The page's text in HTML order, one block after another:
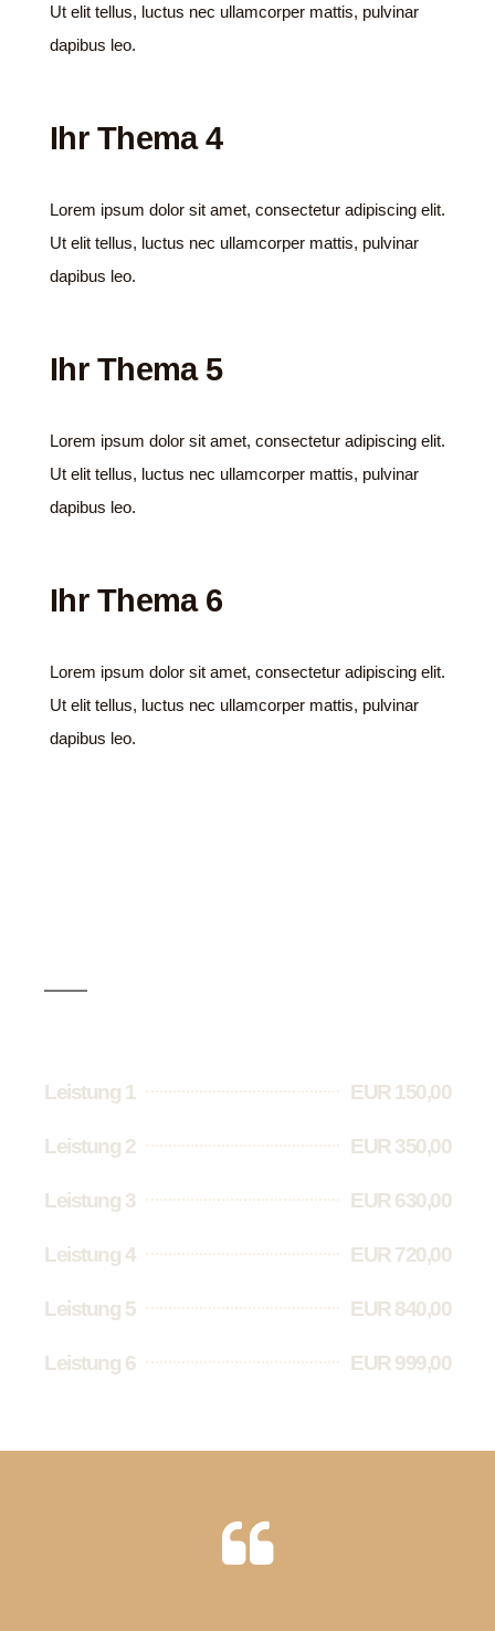
Ut elit tellus, luctus nec ullamcorper mattis, pulvinar
dapibus leo.
Ihr Thema 4
Lorem ipsum dolor sit amet, consectetur adipiscing elit.
Ut elit tellus, luctus nec ullamcorper mattis, pulvinar
dapibus leo.
Ihr Thema 5
Lorem ipsum dolor sit amet, consectetur adipiscing elit.
Ut elit tellus, luctus nec ullamcorper mattis, pulvinar
dapibus leo.
Ihr Thema 6
Lorem ipsum dolor sit amet, consectetur adipiscing elit.
Ut elit tellus, luctus nec ullamcorper mattis, pulvinar
dapibus leo.
Leistung 1 EUR 150,00
Leistung 2 EUR 350,00
Leistung 3 EUR 630,00
Leistung 4 EUR 720,00
Leistung 5 EUR 840,00
Leistung 6 EUR 999,00